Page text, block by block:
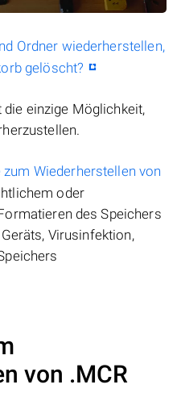
Ordner wiederherstellen,
gelöscht?
einzige Möglichkeit,
Wiederherstellen von
oder
des Speichers
Virusinfektion,
von .MCR